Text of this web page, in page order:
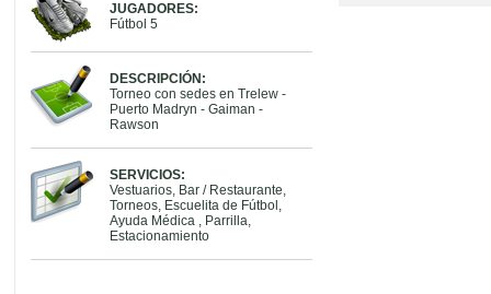
JUGADORES:
Fútbol 5
DESCRIPCIÓN:
Torneo con sedes en Trelew -
Puerto Madryn - Gaiman -
Rawson
SERVICIOS:
Vestuarios, Bar / Restaurante,
Torneos, Escuelita de Fútbol,
Ayuda Médica , Parrilla,
Estacionamiento